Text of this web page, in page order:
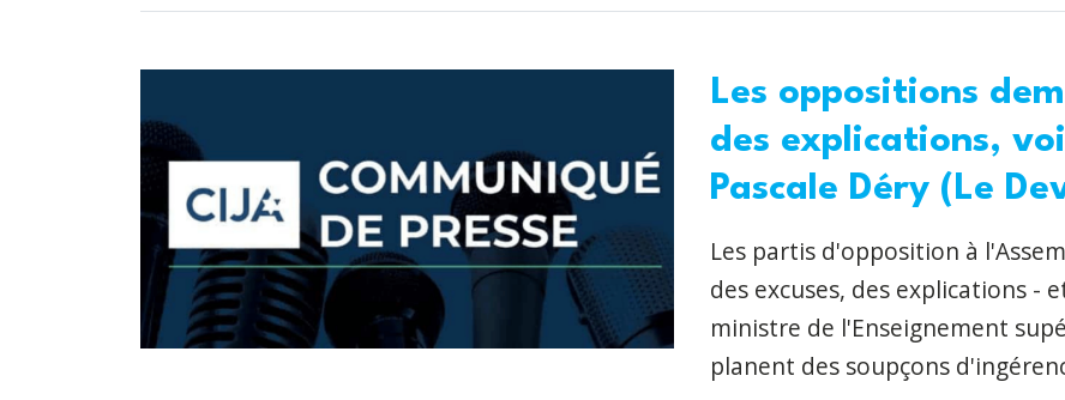
Les oppositions
des explications,
Pascale Déry (Le
Les partis d'opposition à
des excuses, des explications -
ministre de l'Enseignement
planent des soupçons